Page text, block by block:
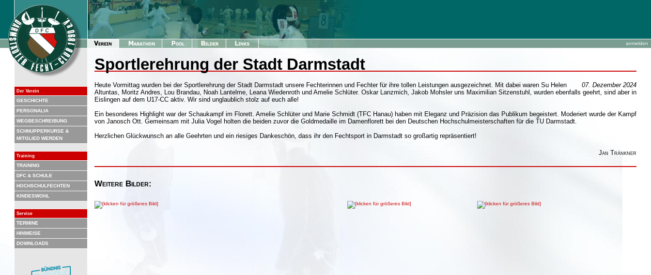
anmelden
Der Verein
GESCHICHTE
PERSONALIA
WEGBESCHREIBUNG
SCHNUPPERKURSE &
MITGLIED WERDEN
Training
TRAINING
DFC & SCHULE
HOCHSCHULFECHTEN
KINDESWOHL
Service
TERMINE
HINWEISE
DOWNLOADS
Sportlerehrung der Stadt Darmstadt
07. Dezember 2024
Heute Vormittag wurden bei der Sportlerehrung der Stadt Darmstadt unsere Fechterinnen und Fechter für ihre tollen Leistungen ausgezeichnet. Mit dabei waren Su Helen
Altuntas, Moritz Andres, Lou Brandau, Noah Lantelme, Leana Wiedenroth und Amelie Schlüter. Oskar Lanzmich, Jakob Mohsler uns Maximilian Sitzenstuhl, wurden ebenfalls geehrt, sind aber in
Eislingen auf dem U17-CC aktiv. Wir sind unglaublich stolz auf euch alle!
Ein besonderes Highlight war der Schaukampf im Florett. Amelie Schlüter und Marie Schmidt (TFC Hanau) haben mit Eleganz und Präzision das Publikum begeistert. Moderiert wurde der Kampf
von Janosch Ott. Gemeinsam mit Julia Vogel holten die beiden zuvor die Goldmedaille im Damenflorett bei den Deutschen Hochschulmeisterschaften für die TU Darmstadt.
Herzlichen Glückwunsch an alle Geehrten und ein riesiges Dankeschön, dass ihr den Fechtsport in Darmstadt so großartig repräsentiert!
Jan Tränkner
Weitere Bilder: